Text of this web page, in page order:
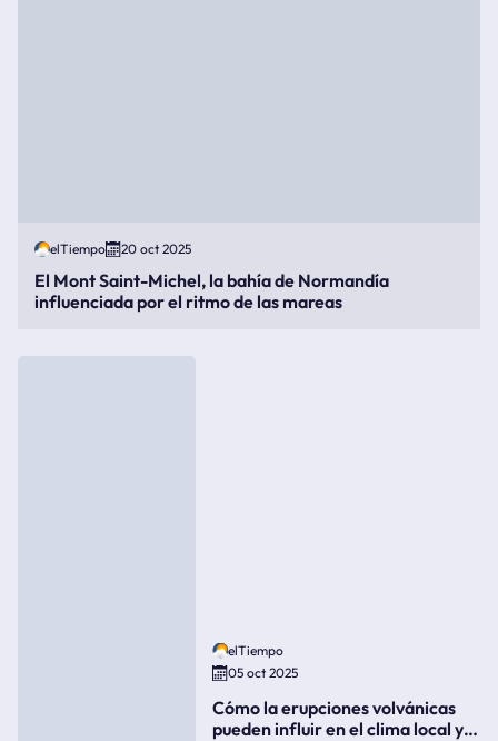
elTiempo 20 oct 2025
El Mont Saint-Michel, la bahía de Normandía
influenciada por el ritmo de las mareas
elTiempo
05 oct 2025
Cómo la erupciones volvánicas
pueden influir en el clima local y